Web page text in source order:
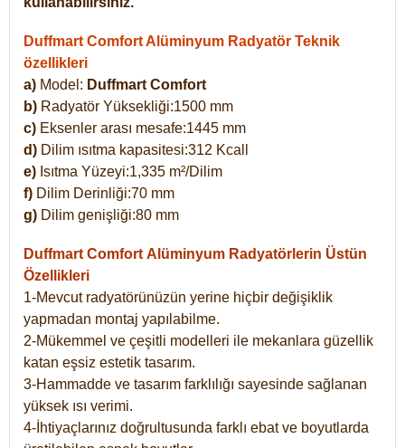
Duffmart Comfort Alüminyum Radyatör Teknik
özellikleri
a) Model: Duffmart Comfort
b) Radyatör Yüksekliği:1500 mm
c) Eksenler arası mesafe:1445 mm
d) Dilim ısıtma kapasitesi:312 Kcall
e) Isıtma Yüzeyi:1,335 m²/Dilim
f) Dilim Derinliği:70 mm
g) Dilim genişliği:80 mm
Duffmart Comfort Alüminyum Radyatörlerin Üstün
Özellikleri
1-Mevcut radyatörünüzün yerine hiçbir değişiklik
yapmadan montaj yapılabilme.
2-Mükemmel ve çeşitli modelleri ile mekanlara güzellik
katan eşsiz estetik tasarım.
3-Hammadde ve tasarım farklılığı sayesinde sağlanan
yüksek ısı verimi.
4-İhtiyaçlarınız doğrultusunda farklı ebat ve boyutlarda